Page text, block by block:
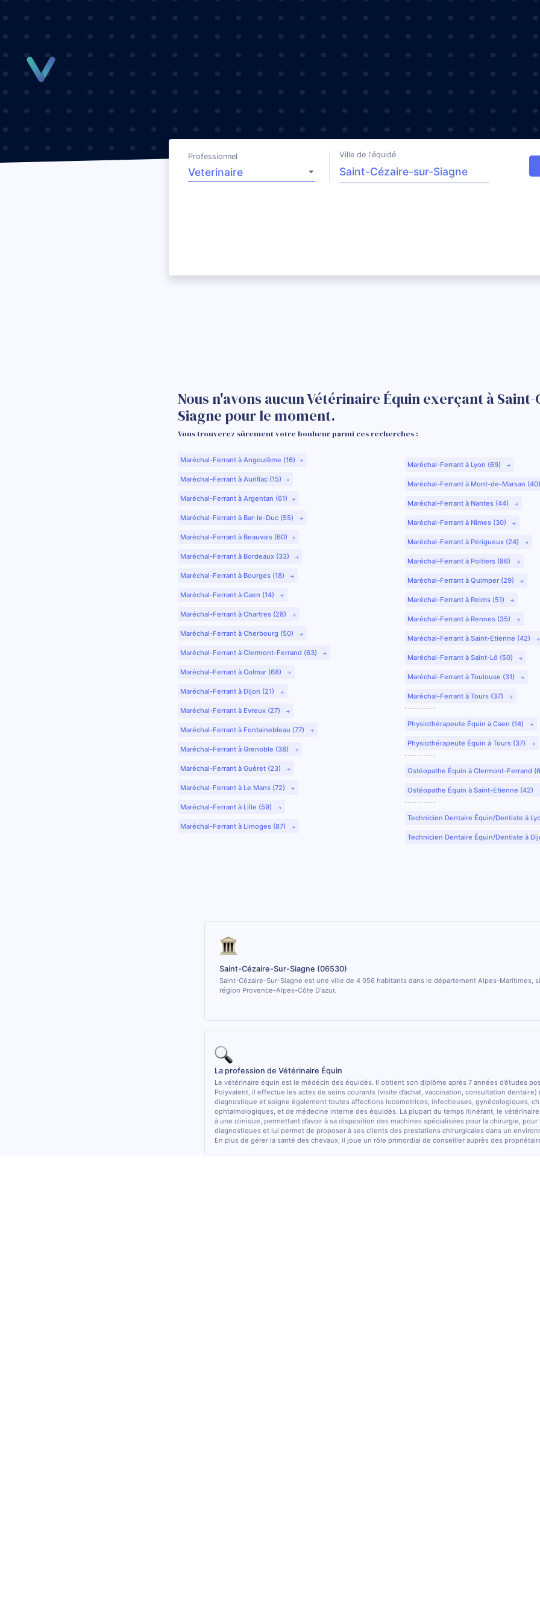
Professionnel Ville de l'équidé
Nous n'avons aucun Vétérinaire Équin exerçant à
Siagne pour le moment.
Vous trouverez sûrement votre bonheur parmi ces recherches :
Maréchal-Ferrant à Angoulême (16)
Maréchal-Ferrant à Aurillac (15)
Maréchal-Ferrant à Argentan (61)
Maréchal-Ferrant à Bar-le-Duc (55)
Maréchal-Ferrant à Beauvais (60)
Maréchal-Ferrant à Bordeaux (33)
Maréchal-Ferrant à Bourges (18)
Maréchal-Ferrant à Caen (14)
Maréchal-Ferrant à Chartres (28)
Maréchal-Ferrant à Cherbourg (50)
Maréchal-Ferrant à Clermont-Ferrand (63)
Maréchal-Ferrant à Colmar (68)
Maréchal-Ferrant à Dijon (21)
Maréchal-Ferrant à Evreux (27)
Maréchal-Ferrant à Fontainebleau (77)
Maréchal-Ferrant à Grenoble (38)
Maréchal-Ferrant à Guéret (23)
Maréchal-Ferrant à Le Mans (72)
Maréchal-Ferrant à Lille (59)
Maréchal-Ferrant à Limoges (87)
Maréchal-Ferrant à Lyon (69)
Maréchal-Ferrant à Mont-de-Marsan
Maréchal-Ferrant à Nantes (44)
Maréchal-Ferrant à Nîmes (30)
Maréchal-Ferrant à Périgueux (24)
Maréchal-Ferrant à Poitiers (86)
Maréchal-Ferrant à Quimper (29)
Maréchal-Ferrant à Reims (51)
Maréchal-Ferrant à Rennes (35)
Maréchal-Ferrant à Saint-Etienne (42)
Maréchal-Ferrant à Saint-Lô (50)
Maréchal-Ferrant à Toulouse (31)
Maréchal-Ferrant à Tours (37)
Physiothérapeute Équin à Caen (14)
Physiothérapeute Équin à Tours (37)
Ostéopathe Équin à Clermont-Ferrand
Ostéopathe Équin à Saint-Etienne (42)
Technicien Dentaire Équin/Dentiste à
Technicien Dentaire Équin/Dentiste à
Saint-Cézaire-Sur-Siagne (06530)
Saint-Cézaire-Sur-Siagne est une ville de 4 056 habitants dans le département Alpes-Maritimes,
région Provence-Alpes-Côte D'azur.
La profession de Vétérinaire Équin
Le vétérinaire équin est le médécin des équidés. Il obtient son diplôme après 7 années d’études
Polyvalent, il effectue les actes de soins courants (visite d’achat, vaccination, consultation dentaire)
diagnostique et soigne également toutes affections locomotrices, infectieuses, gynécologiques,
ophtalmologiques, et de médecine interne des équidés. La plupart du temps itinérant, le
à une clinique, permettant d’avoir à sa disposition des machines spécialisées pour la chirurgie,
diagnostiques et lui permet de proposer à ses clients des prestations chirurgicales dans un
En plus de gérer la santé des chevaux, il joue un rôle primordial de conseiller auprès des